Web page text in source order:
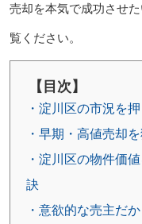
売却を本気で成功させ
覧ください。
【目次】
・淀川区の市況を
・早期・高値売却
・淀川区の物件価
訣
・意欲的な売主だ